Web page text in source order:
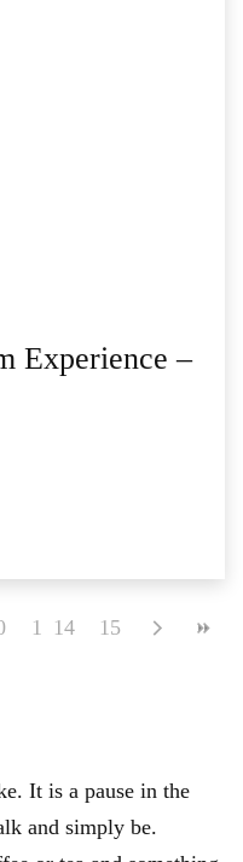
Experience –
11 14 15
It is a pause in the
and simply be.